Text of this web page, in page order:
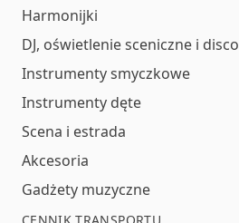
Harmonijki
DJ, oświetlenie sceniczne i disco
Instrumenty smyczkowe
Instrumenty dęte
Scena i estrada
Akcesoria
Gadżety muzyczne